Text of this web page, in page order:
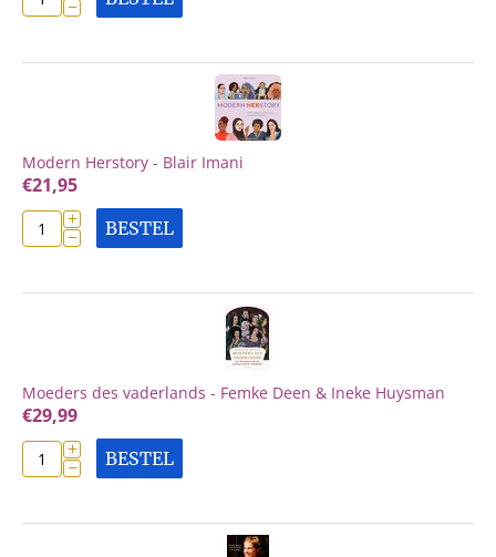
−
Modern Herstory - Blair Imani
€21,95
+
− BESTEL
Moeders des vaderlands - Femke Deen & Ineke Huysman
€29,99
+
− BESTEL